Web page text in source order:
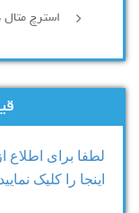
استرچ
لطفا برای اطلاع
اینجا را کلیک